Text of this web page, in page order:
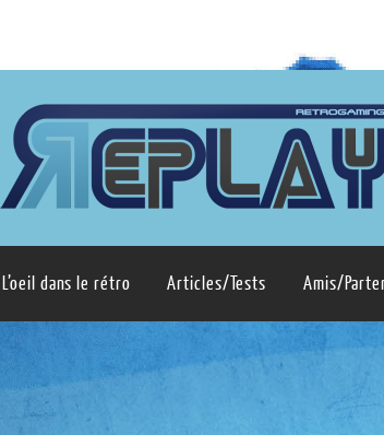
L’oeil dans le rétro Articles/Tests Amis/